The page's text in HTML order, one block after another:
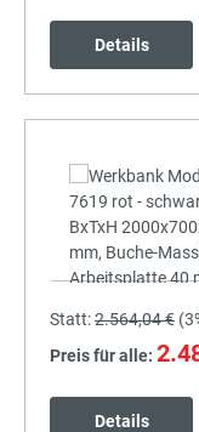
Details
Statt:2.564,04 € (
Preis für alle:
Details